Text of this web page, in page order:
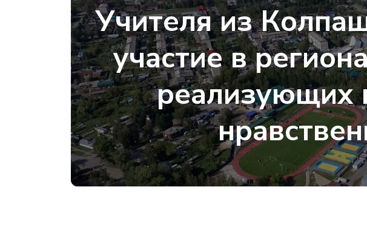
Учителя из
участие в
реализующих
12